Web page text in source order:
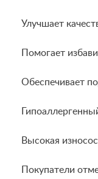
Улучшает
Помогает
Обеспечивает
Высокая
Покупатели